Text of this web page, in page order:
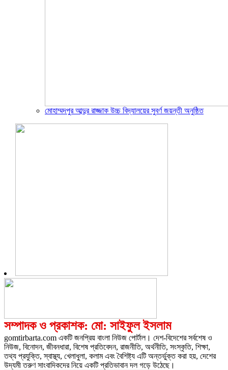
মোহাম্মদপুর আব্দুর রাজ্জাক উচ্চ বিদ্যালয়ের সুবর্ণ জয়ন্তী অনুষ্ঠিত
সম্পাদক ও প্রকাশক: মো: সাইফুল ইসলাম
gomtirbarta.com একটি জনপ্রিয় বাংলা নিউজ পোর্টাল। দেশ-বিদেশের সর্বশেষ ও
নিউজ, বিনোদন, জীবনধারা, বিশেষ প্রতিবেদন, রাজনীতি, অর্থনীতি, সংস্কৃতি, শিক্ষা,
তথ্য প্রযুক্তি, স্বাস্থ্য, খেলাধুলা, কলাম এবং বৈশিষ্ট্য এটি অন্তর্ভুক্ত করা হয়, দেশের
উদ্যমী তরুণ সাংবাদিকদের নিয়ে একটি প্রতিভাবান দল গড়ে উঠেছে।